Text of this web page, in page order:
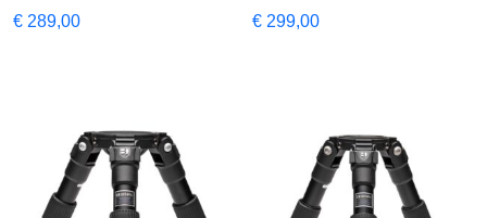
€ 289,00 € 299,00